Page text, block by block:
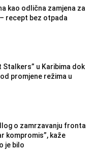
kao odlična zamjena za
recept bez otpada
Stalkers” u Karibima dok
promjene režima u
o zamrzavanju fronta
kompromis”, kaže
je bilo